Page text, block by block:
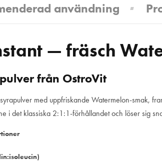
användning
— fräsch
från OstroVit
med uppfriskande Watermelon-smak,
i det klassiska 2:1:1-förhållandet och löser sig